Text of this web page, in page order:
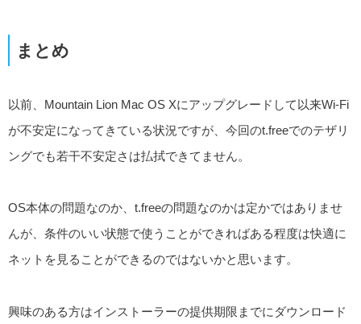
まとめ
以前、Mountain Lion Mac OS Xにアップグレードして以来Wi-Fi
が不安定になってきている状況ですが、今回のt.freeでのテザリ
ングでも若干不安定さは払拭できてません。
OS本体の問題なのか、t.freeの問題なのかは定かではありませ
んが、条件のいい状態で使うことができればある程度は快適に
ネットを見ることができるのではないかと思います。
興味のある方はインストーラーの提供期限までにダウンロード